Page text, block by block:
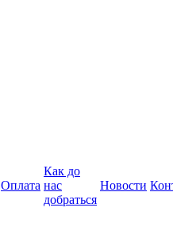
Оплата
Как до
нас
добраться
Новости